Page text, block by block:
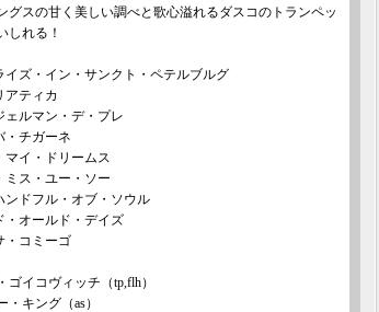
グスの甘く美しい調べと歌心溢れるダスコのトランペッ
しれる！
イズ・イン・サンクト・ペテルブルグ
アティカ
ェルマン・デ・プレ
・チガーネ
マイ・ドリームス
ミス・ユー・ソー
ンドフル・オブ・ソウル
・オールド・デイズ
・コミーゴ
ゴイコヴィッチ（tp,flh）
・キング（as）